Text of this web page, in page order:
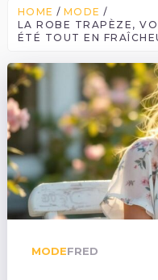
HOME
MODE
LA ROBE TRAPÈZE,
ÉTÉ TOUT EN
MODEFRED